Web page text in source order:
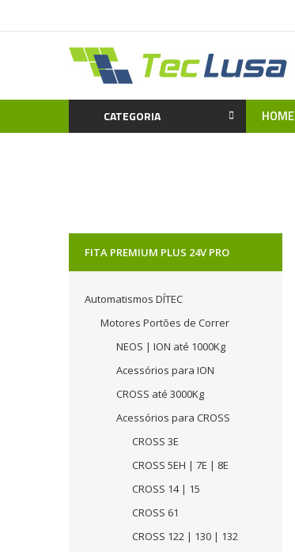
CATEGORIA HOME
FITA PREMIUM PLUS 24V PRO
Automatismos DÍTEC
Motores Portões de Correr
NEOS | ION até 1000Kg
Acessórios para ION
CROSS até 3000Kg
Acessórios para CROSS
CROSS 3E
CROSS 5EH | 7E | 8E
CROSS 14 | 15
CROSS 61
CROSS 122 | 130 | 132